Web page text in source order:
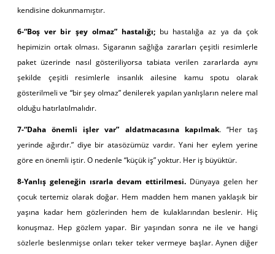
kendisine dokunmamıştır.
6-“Boş ver bir şey olmaz” hastalığı;bu hastalığa az ya da çok
hepimizin ortak olması. Sigaranın sağlığa zararları çeşitli resimlerle
paket üzerinde nasıl gösteriliyorsa tabiata verilen zararlarda aynı
şekilde çeşitli resimlerle insanlık ailesine kamu spotu olarak
gösterilmeli ve “bir şey olmaz” denilerek yapılan yanlışların nelere mal
olduğu hatırlatılmalıdır.
7-“Daha önemli işler var” aldatmacasına kapılmak. “Her taş
yerinde ağırdır.” diye bir atasözümüz vardır. Yani her eylem yerine
göre en önemli iştir. O nedenle “küçük iş” yoktur. Her iş büyüktür.
8-Yanlış geleneğin ısrarla devam ettirilmesi. Dünyaya gelen her
çocuk tertemiz olarak doğar. Hem madden hem manen yaklaşık bir
yaşına kadar hem gözlerinden hem de kulaklarından beslenir. Hiç
konuşmaz. Hep gözlem yapar. Bir yaşından sonra ne ile ve hangi
sözlerle beslenmişse onları teker teker vermeye başlar. Aynen diğer